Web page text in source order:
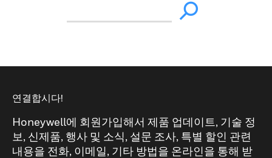
연결합시다!
Honeywell에 회원가입해서 제품 업데이트, 기술 정
보, 신제품, 행사 및 소식, 설문 조사, 특별 할인 관련
내용을 전화, 이메일, 기타 방법을 온라인을 통해 받